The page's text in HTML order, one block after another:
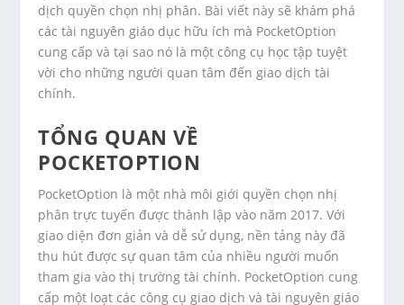
dịch quyền chọn nhị phân. Bài viết này sẽ khám phá
các tài nguyên giáo dục hữu ích mà PocketOption
cung cấp và tại sao nó là một công cụ học tập tuyệt
vời cho những người quan tâm đến giao dịch tài
chính.
TỔNG QUAN VỀ
POCKETOPTION
PocketOption là một nhà môi giới quyền chọn nhị
phân trực tuyến được thành lập vào năm 2017. Với
giao diện đơn giản và dễ sử dụng, nền tảng này đã
thu hút được sự quan tâm của nhiều người muốn
tham gia vào thị trường tài chính. PocketOption cung
cấp một loạt các công cụ giao dịch và tài nguyên giáo